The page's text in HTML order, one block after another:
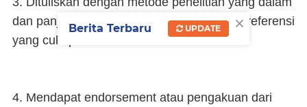
dan panjang, sehingga memiliki dasar dan referensi
yang cukup solid.
4. Mendapat endorsement atau pengakuan dari
×
Berita Terbaru UPDATE